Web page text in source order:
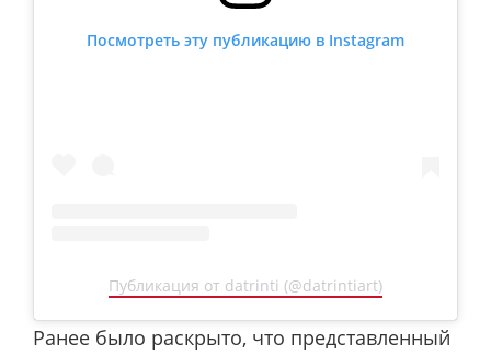
Посмотреть эту публикацию в Instagram
Публикация от datrinti (@datrintiart)
Ранее было раскрыто, что представленный